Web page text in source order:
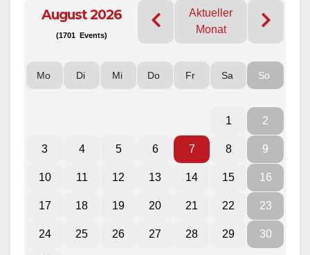
August 2026
(1701 Events)
Aktueller
Monat
Mo Di Mi Do Fr Sa So
1 2
3 4 5 6 7 8 9
10 11 12 13 14 15 16
17 18 19 20 21 22 23
24 25 26 27 28 29 30